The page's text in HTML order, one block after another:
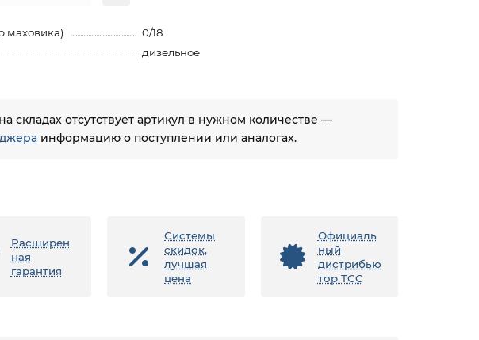
маховика)
0/18
дизельное
складах отсутствует артикул в нужном количестве —
информацию о поступлении или аналогах.
Расширен
ная
гарантия
Системы
скидок,
лучшая
цена
Официаль
ный
дистрибью
тор ТСС